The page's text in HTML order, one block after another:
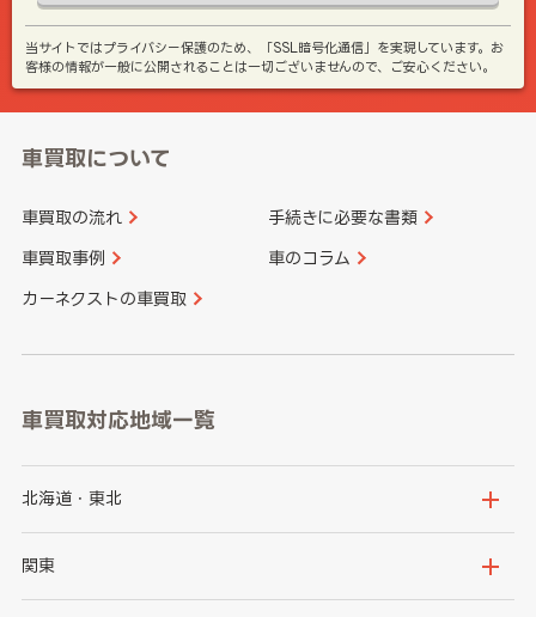
当サイトではプライバシー保護のため、「SSL暗号化通信」を実現しています。お
客様の情報が一般に公開されることは一切ございませんので、ご安心ください。
車買取について
車買取の流れ 手続きに必要な書類
車買取事例 車のコラム
カーネクストの車買取
車買取対応地域一覧
北海道・東北
北海道
関東